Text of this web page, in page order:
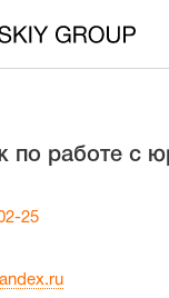
по работе с
25